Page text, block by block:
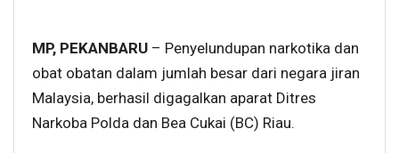
MP, PEKANBARU – Penyelundupan narkotika dan
obat obatan dalam jumlah besar dari negara jiran
Malaysia, berhasil digagalkan aparat Ditres
Narkoba Polda dan Bea Cukai (BC) Riau.